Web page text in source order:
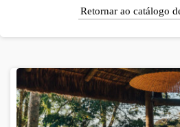
Retornar ao catálogo